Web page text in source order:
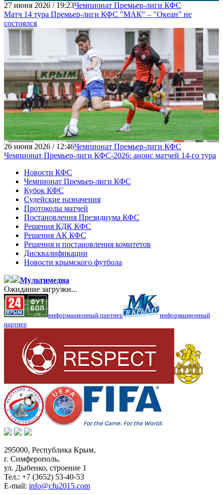
27 июня 2026 / 19:23Чемпионат Премьер-лиги КФС
Матч 14 тура Премьер-лиги КФС "МАК" – "Океан" не
состоялся
26 июня 2026 / 12:46Чемпионат Премьер-лиги КФС
Чемпионат Премьер-лиги КФС-2026: анонс матчей 14-го тура
Новости КФС
Чемпионат Премьер-лиги КФС
Кубок КФС
Судейские назначения
Протоколы матчей
Постановления Президиума КФС
Решения КДК КФС
Решения АК КФС
Решения и постановления комитетов
Дисквалификации
Новости крымского футбола
Мультимедиа
Ожидание загрузки...
информационный партнер
информационный
партнер
295000, Республика Крым,
г. Симферополь,
ул. Дыбенко, строение 1
Тел.: +7 (3652) 53-40-53
E-mail: info@cfu2015.com